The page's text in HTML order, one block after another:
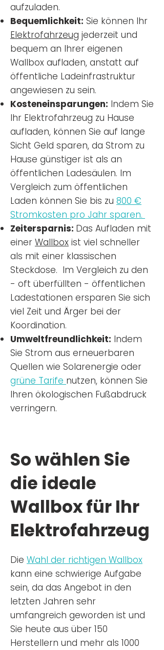
aufzuladen.
Bequemlichkeit: Sie können Ihr
Elektrofahrzeug jederzeit und
bequem an Ihrer eigenen
Wallbox aufladen, anstatt auf
öffentliche Ladeinfrastruktur
angewiesen zu sein.
Kosteneinsparungen: Indem Sie
Ihr Elektrofahrzeug zu Hause
aufladen, können Sie auf lange
Sicht Geld sparen, da Strom zu
Hause günstiger ist als an
öffentlichen Ladesäulen. Im
Vergleich zum öffentlichen
Laden können Sie bis zu 800 €
Stromkosten pro Jahr sparen.
Zeitersparnis: Das Aufladen mit
einer Wallbox ist viel schneller
als mit einer klassischen
Steckdose. Im Vergleich zu den
- oft überfüllten - öffentlichen
Ladestationen ersparen Sie sich
viel Zeit und Ärger bei der
Koordination.
Umweltfreundlichkeit: Indem
Sie Strom aus erneuerbaren
Quellen wie Solarenergie oder
grüne Tarife nutzen, können Sie
Ihren ökologischen Fußabdruck
verringern.
So wählen Sie
die ideale
Wallbox für Ihr
Elektrofahrzeug
Die Wahl der richtigen Wallbox
kann eine schwierige Aufgabe
sein, da das Angebot in den
letzten Jahren sehr
umfangreich geworden ist und
Sie heute aus über 150
Herstellern und mehr als 1000